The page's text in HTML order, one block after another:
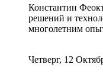
Константин
решений и
многолетним
Четверг, 12